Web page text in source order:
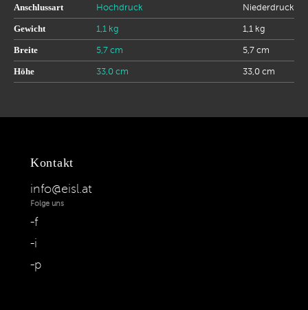
Anschlussart Hochdruck Niederdruck
Gewicht 1,1 kg 1,1 kg
Breite 5,7 cm 5,7 cm
Höhe 33,0 cm 33,0 cm
Kontakt
info@eisl.at
Folge uns
f
i
p